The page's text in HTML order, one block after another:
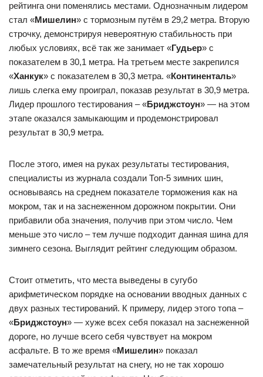
рейтинга они поменялись местами. Однозначным лидером
стал «Мишелин» с тормозным путём в 29,2 метра. Вторую
строчку, демонстрируя невероятную стабильность при
любых условиях, всё так же занимает «Гудьер» с
показателем в 30,1 метра. На третьем месте закрепился
«Ханкук» с показателем в 30,3 метра. «Континенталь»
лишь слегка ему проиграл, показав результат в 30,9 метра.
Лидер прошлого тестирования – «Бриджстоун» — на этом
этапе оказался замыкающим и продемонстрировал
результат в 30,9 метра.
После этого, имея на руках результаты тестирования,
специалисты из журнала создали Топ-5 зимних шин,
основываясь на среднем показателе торможения как на
мокром, так и на заснеженном дорожном покрытии. Они
прибавили оба значения, получив при этом число. Чем
меньше это число – тем лучше подходит данная шина для
зимнего сезона. Выглядит рейтинг следующим образом.
Стоит отметить, что места выведены в сугубо
арифметическом порядке на основании вводных данных с
двух разных тестирований. К примеру, лидер этого топа –
«Бриджстоун» — хуже всех себя показал на заснеженной
дороге, но лучше всего себя чувствует на мокром
асфальте. В то же время «Мишелин» показал
замечательный результат на снегу, но не так хорошо